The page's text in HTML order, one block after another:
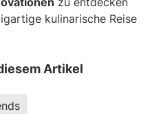
kulinarische Reise
Artikel